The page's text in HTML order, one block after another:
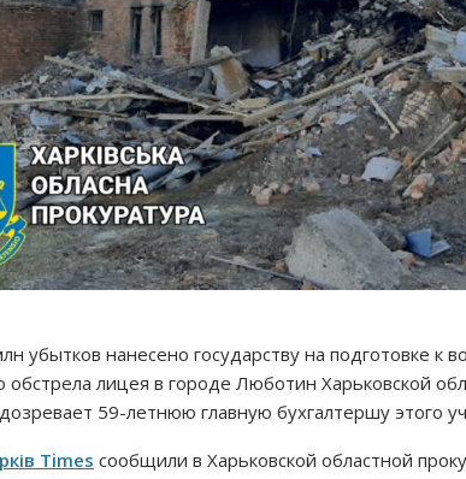
убытков нанесено государству на подготовке к
обстрела лицея в городе Люботин Харьковской
59-летнюю главную бухгалтершу этого
Times сообщили в Харьковской областной